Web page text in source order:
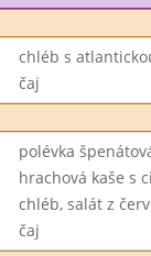
chléb s
čaj
polévka
hrachová kaše s
chléb, salát z
čaj